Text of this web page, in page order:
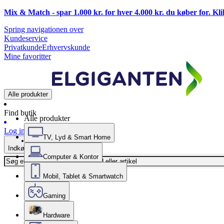
Mix & Match - spar 1.000 kr. for hver 4.000 kr. du køber for.
Spring navigationen over
Kundeservice
PrivatkundeErhvervskunde
Mine favoritter
Alle produkter
Find butik
Log ind
Indkøbskurv
Alle produkter
TV, Lyd & Smart Home
Computer & Kontor
Mobil, Tablet & Smartwatch
Gaming
Hardware